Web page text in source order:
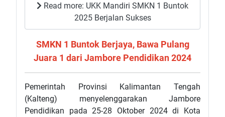
Read more: UKK Mandiri SMKN 1 Buntok
2025 Berjalan Sukses
SMKN 1 Buntok Berjaya, Bawa Pulang
Juara 1 dari Jambore Pendidikan 2024
Pemerintah Provinsi Kalimantan Tengah
(Kalteng) menyelenggarakan Jambore
Pendidikan pada 25-28 Oktober 2024 di Kota